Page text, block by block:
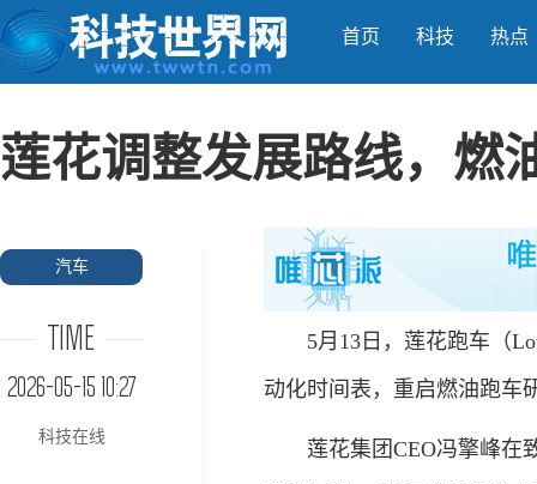
首页 科技 热点
莲花调整发展路线，燃
汽车
TIME
2026-05-15 10:27
科技在线
5月13日，莲花跑车（
动化时间表，重启燃油跑车
莲花集团CEO冯擎峰在致